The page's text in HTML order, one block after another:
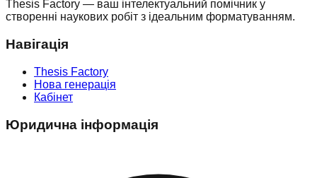
Thesis Factory — ваш інтелектуальний помічник у
створенні наукових робіт з ідеальним форматуванням.
Навігація
Thesis Factory
Нова генерація
Кабінет
Юридична інформація